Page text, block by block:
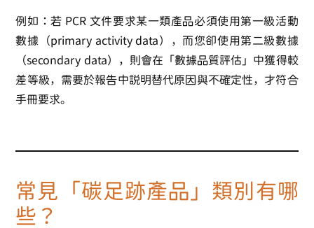
例如：若 PCR 文件要求某一類產品必須使用第一級活動
數據（primary activity data），而您卻使用第二級數據
（secondary data），則會在「數據品質評估」中獲得較
差等級，需要於報告中說明替代原因與不確定性，才符合
手冊要求。
常見「碳足跡產品」類別有哪
些？